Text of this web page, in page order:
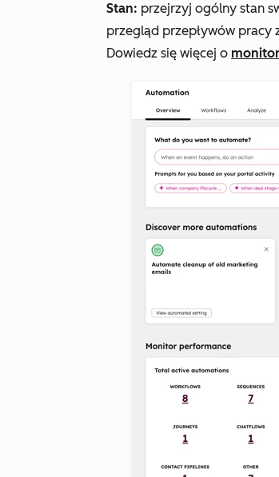
Stan: przejrzyj ogólny stan
przegląd przepływów pracy
Dowiedz się więcej o